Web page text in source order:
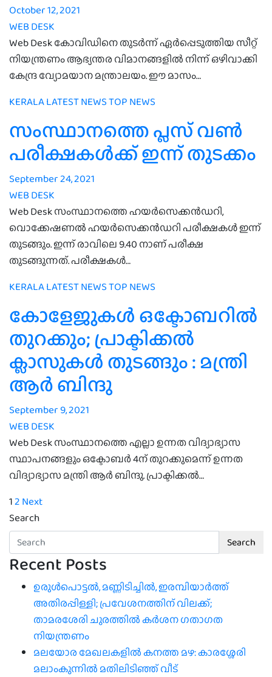
October 12, 2021
WEB DESK
Web Desk കോവിഡിനെ തുടര്‍ന്ന് ഏര്‍പ്പെടുത്തിയ സീറ്റ്
നിയന്ത്രണം ആഭ്യന്തര വിമാനങ്ങളില്‍ നിന്ന് ഒഴിവാക്കി
കേന്ദ്ര വ്യോമയാന മന്ത്രാലയം. ഈ മാസം…
KERALALATEST NEWSTOP NEWS
സംസ്ഥാനത്തെ പ്ലസ് വൺ
പരീക്ഷകൾക്ക് ഇന്ന് തുടക്കം
September 24, 2021
WEB DESK
Web Desk സംസ്ഥാനത്തെ ഹയർസെക്കൻഡറി,
വൊക്കേഷണൽ ഹയർസെക്കൻഡറി പരീക്ഷകൾ ഇന്ന്
തുടങ്ങും. ഇന്ന് രാവിലെ 9.40 നാണ് പരീക്ഷ
തുടങ്ങുന്നത്. പരീക്ഷകൾ…
KERALALATEST NEWSTOP NEWS
കോളേജുകൾ ഒക്ടോബറിൽ
തുറക്കും; പ്രാക്ടിക്കൽ
ക്ലാസുകൾ തുടങ്ങും : മന്ത്രി
ആർ ബിന്ദു
September 9, 2021
WEB DESK
Web Desk സംസ്ഥാനത്തെ എല്ലാ ഉന്നത വിദ്യാഭ്യാസ
സ്ഥാപനങ്ങളും ഒക്ടോബർ 4ന് തുറക്കുമെന്ന് ഉന്നത
വിദ്യാഭ്യാസ മന്ത്രി ആർ ബിന്ദു. പ്രാക്ടിക്കൽ…
Posts
pagination
12 Next
Search
Search
Recent Posts
ഉരുൾപൊട്ടൽ, മണ്ണിടിച്ചിൽ, ഇരമ്പിയാര്‍ത്ത്
അതിരപ്പിള്ളി; പ്രവേശനത്തിന് വിലക്ക്;
താമരശേരി ചുരത്തില്‍ കര്‍ശന ഗതാഗത
നിയന്ത്രണം
മലയോര മേഖലകളിൽ കനത്ത മഴ: കാരശ്ശേരി
മലാംകുന്നിൽ മതിലിടിഞ്ഞ് വീട്